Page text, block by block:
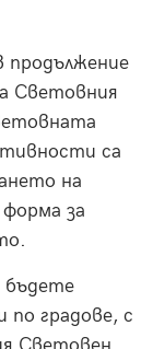
Световния
са
на
форма за
бъдете
по градове, с